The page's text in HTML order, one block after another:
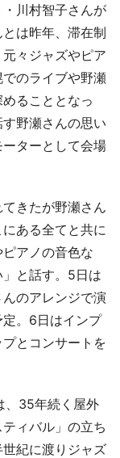
川村智子さんが
は昨年、滞在制
々ジャズやピア
のライブや野瀬
ることとなっ
野瀬さんの思い
ターとして会場
きたが野瀬さん
ある全てと共に
アノの音色な
と話す。5日は
のアレンジで演
。6日はインプ
とコンサートを
35年続く屋外
ィバル」の立ち
世紀に渡りジャズ